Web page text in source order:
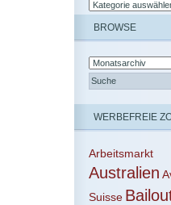
BROWSE
WERBEFREIE
Arbeitsmarkt
Australien
Suisse